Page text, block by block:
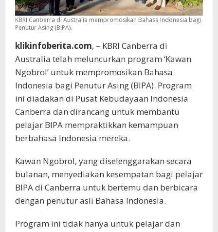
KBRI Canberra di Australia mempromosikan Bahasa Indonesia bagi
Penutur Asing (BIPA).
klikinfoberita.com, – KBRI Canberra di
Australia telah meluncurkan program ‘Kawan
Ngobrol’ untuk mempromosikan Bahasa
Indonesia bagi Penutur Asing (BIPA). Program
ini diadakan di Pusat Kebudayaan Indonesia
Canberra dan dirancang untuk membantu
pelajar BIPA mempraktikkan kemampuan
berbahasa Indonesia mereka.
Kawan Ngobrol, yang diselenggarakan secara
bulanan, menyediakan kesempatan bagi pelajar
BIPA di Canberra untuk bertemu dan berbicara
dengan penutur asli Bahasa Indonesia.
Program ini tidak hanya untuk pelajar dan